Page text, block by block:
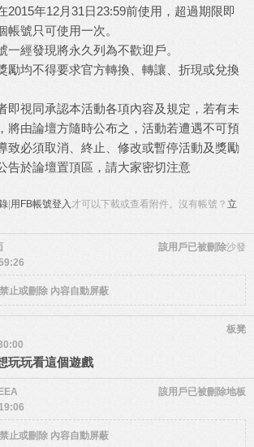
2015年12月31日23:59前使用，超過期限即
帳號只可使用一次。
一經發現將永久列為不歡迎戶。
勵均不得要求官方轉換、轉讓、折現或兌換
即視同承認本活動各項內容及規定，若有未
將由論壇方隨時公布之，活動若遭遇不可預
致必須取消、終止、修改或暫停活動及獎勵
告於論壇置頂區，請大家密切注意
用FB帳號登入才可以下載或查看附件。沒有帳號？ 立
沙發
該用戶已被刪除
止或刪除 內容自動屏蔽
板凳
玩玩看這個遊戲
地板
該用戶已被刪除
止或刪除 內容自動屏蔽